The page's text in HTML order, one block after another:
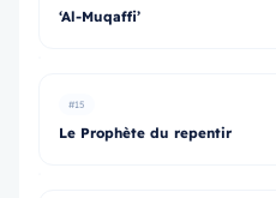
‘Al-Muqaffi’
#15
Le Prophète du repentir